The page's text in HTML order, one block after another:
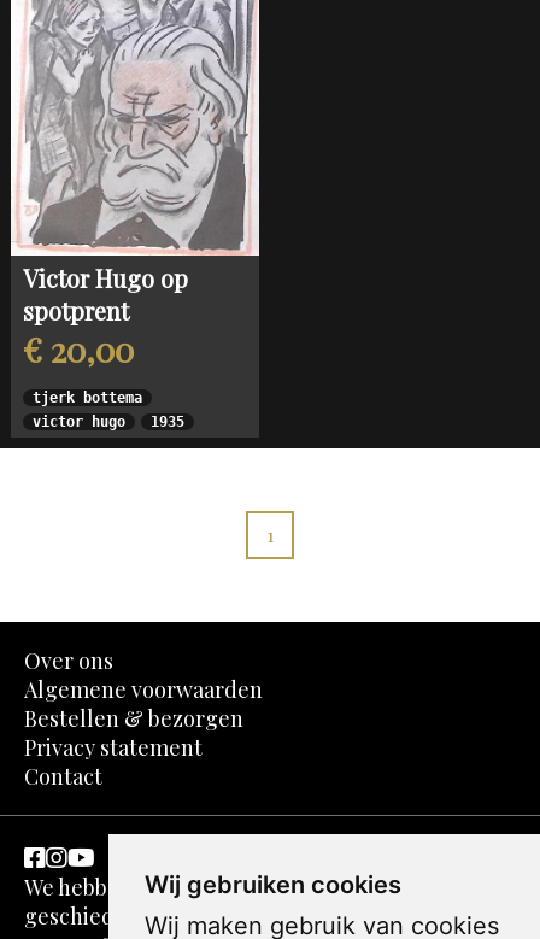
Wij gebruiken cookies
Wij maken gebruik van cookies
Victor Hugo op
spotprent
€ 20,00
tjerk bottema
victor hugo
1935
1
Over ons
Algemene voorwaarden
Bestellen & bezorgen
Privacy statement
Contact
We hebben een passie voor kunst en
geschiedenis. Dit komt in spotprenten perfect